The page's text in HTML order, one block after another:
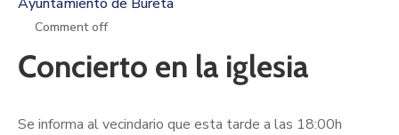
Comment off
Concierto en la iglesia
Se informa al vecindario que esta tarde a las 18:00h